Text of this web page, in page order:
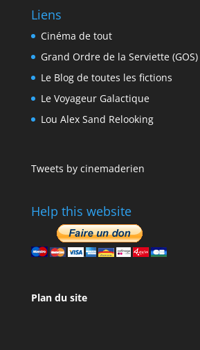
Liens
Cinéma de tout
Grand Ordre de la Serviette (GOS)
Le Blog de toutes les fictions
Le Voyageur Galactique
Lou Alex Sand Relooking
Tweets by cinemaderien
Help this website
Plan du site